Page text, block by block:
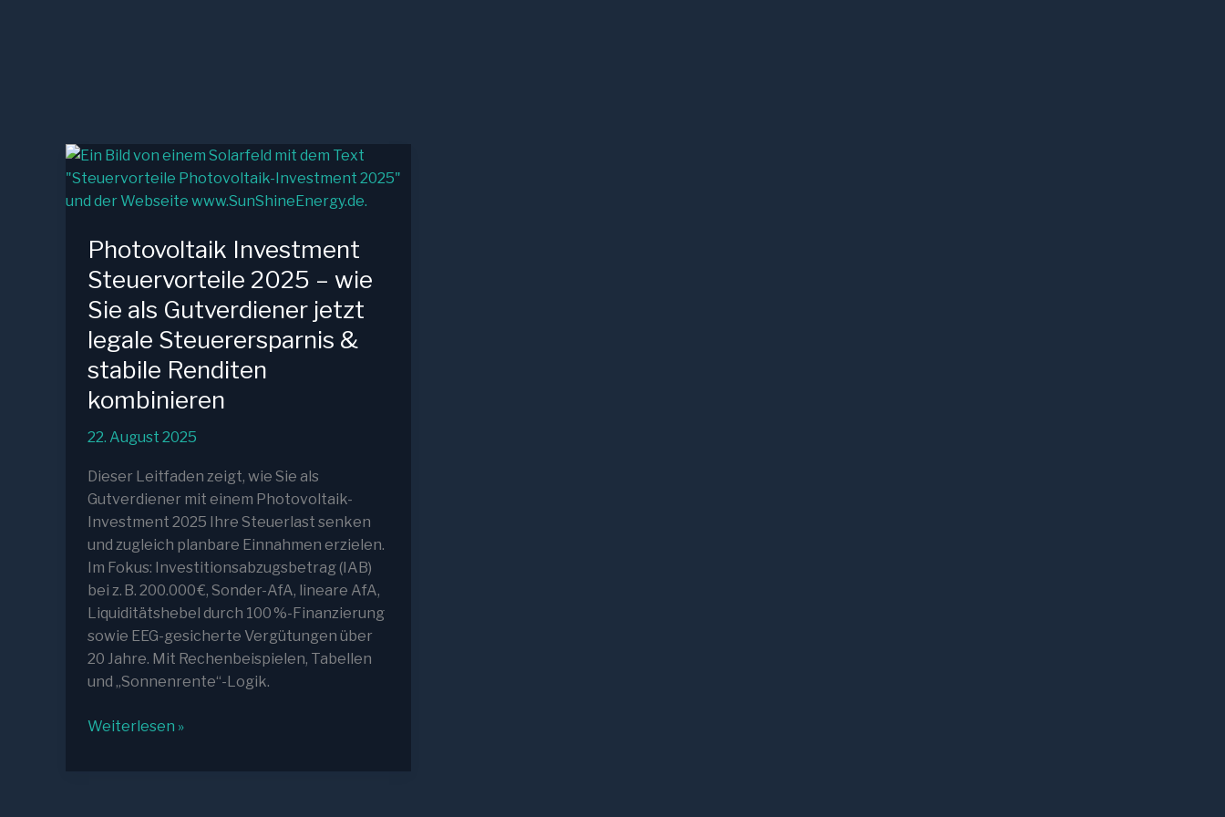
Photovoltaik Investment
Steuervorteile 2025 – wie
Sie als Gutverdiener jetzt
legale Steuerersparnis &
stabile Renditen
kombinieren
22. August 2025
Dieser Leitfaden zeigt, wie Sie als
Gutverdiener mit einem Photovoltaik-
Investment 2025 Ihre Steuerlast senken
und zugleich planbare Einnahmen erzielen.
Im Fokus: Investitionsabzugsbetrag (IAB)
bei z. B. 200.000 €, Sonder-AfA, lineare AfA,
Liquiditätshebel durch 100 %-Finanzierung
sowie EEG-gesicherte Vergütungen über
20 Jahre. Mit Rechenbeispielen, Tabellen
und „Sonnenrente“-Logik.
Photovoltaik
Weiterlesen »